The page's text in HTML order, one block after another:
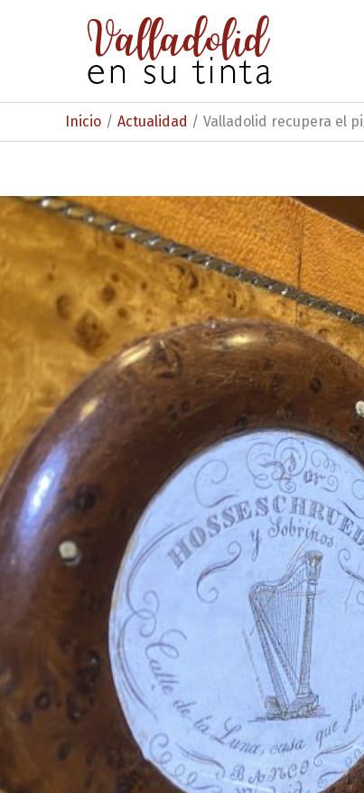
Inicio Actualidad Valladolid recupera el